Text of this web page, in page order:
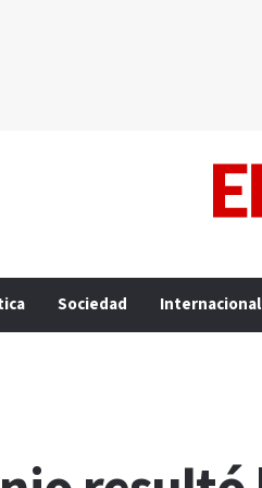
Sociedad